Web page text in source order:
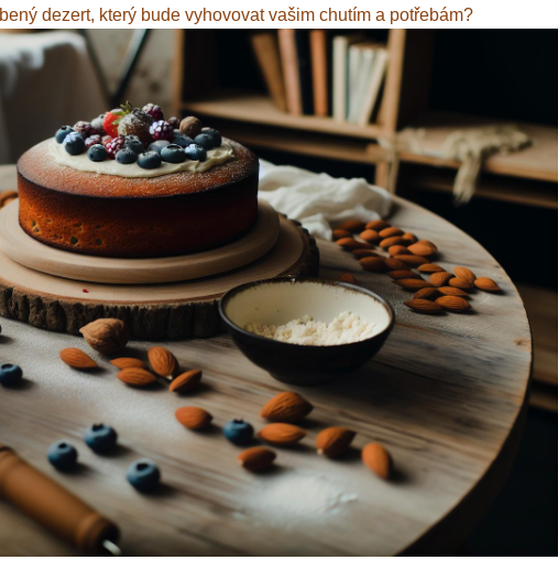
dezert, který bude vyhovovat vašim chutím a potřebám?